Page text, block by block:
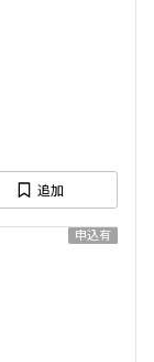
込みが
追加
申込有